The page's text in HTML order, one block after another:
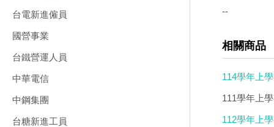
台電新進僱員
國營事業
台鐵營運人員
中華電信
中鋼集團
台糖新進工員
--
相關商品
114學年上
光碟DVD版
111學年上
版
112學年上